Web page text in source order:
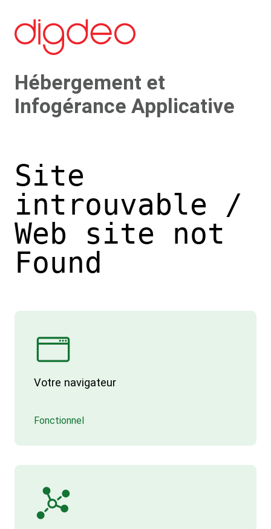
Hébergement et
Infogérance Applicative
Site
introuvable /
Web site not
Found
Votre navigateur
Fonctionnel